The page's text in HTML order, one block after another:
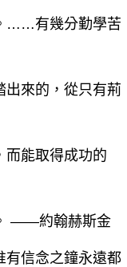
……有幾分勤學苦
出來的，從只有荊
而能取得成功的
——約翰赫斯金
有信念之鐘永遠都